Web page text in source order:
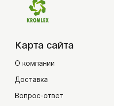
Карта сайта
О компании
Доставка
Вопрос-ответ